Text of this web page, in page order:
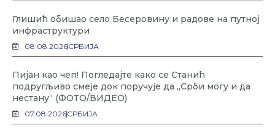
Глишић обишао село Бесеровину и радове на путној
инфраструктури
08.08.2026СРБИЈА
Пијан као чеп! Погледајте како се Станић
подругљиво смеје док поручује да „Срби могу и да
нестану“ (ФОТО/ВИДЕО)
07.08.2026СРБИЈА